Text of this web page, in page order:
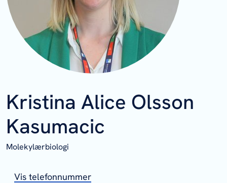
Kristina Alice Olsson
Kasumacic
Molekylærbiologi
Vis telefonnummer